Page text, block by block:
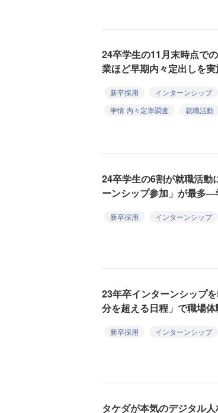
24卒学生の11月末時点で
業ほど早期内々定出しを
新卒採用 インターンシップ
学情 内々定率調査
就職活動
24卒学生の6割が就職活動
ーンシップ参加」が最多―
新卒採用 インターンシップ
23年卒インターンシップ
分を超える日程」で職場
新卒採用 インターンシップ
タケダが本気のデジタル